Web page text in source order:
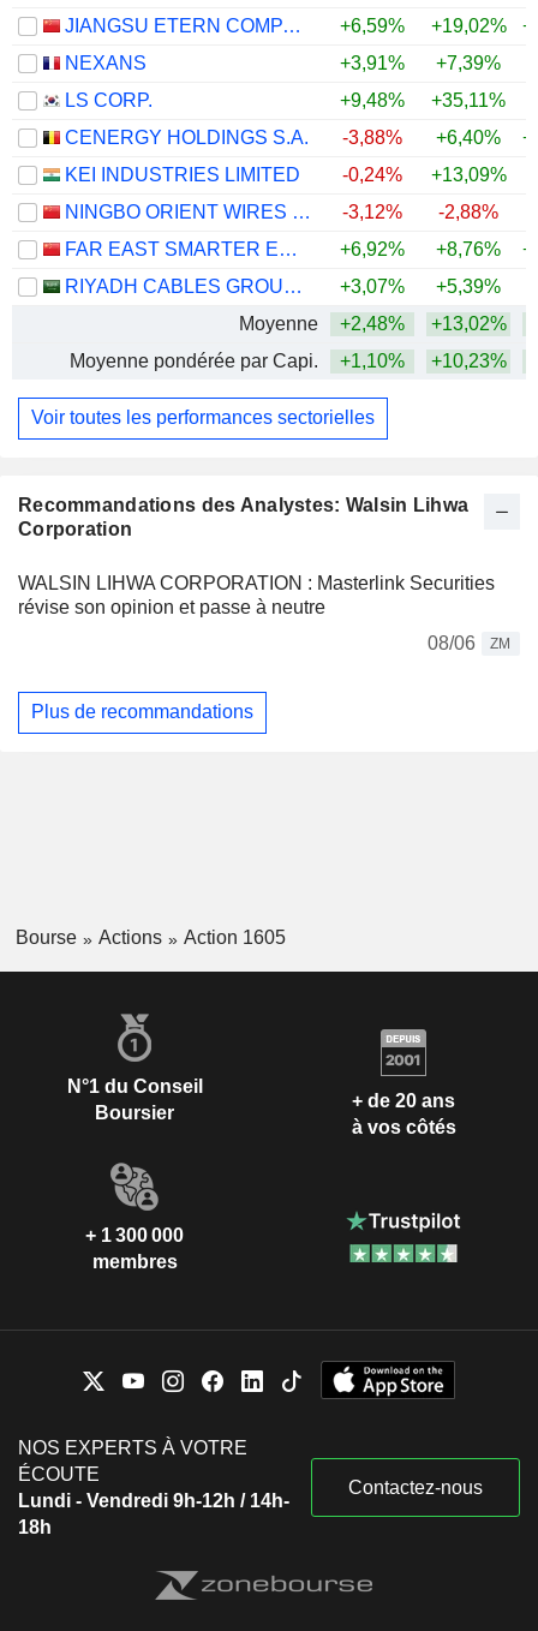
Recommandations des Analystes: Walsin Lihwa
Corporation
WALSIN LIHWA CORPORATION : Masterlink Securities
révise son opinion et passe à neutre
08/06
ZM
Plus de recommandations
JIANGSU ETERN COMPANY LIMITED
+6,59% +19,02%
NEXANS
+3,91% +7,39%
LS CORP.
+9,48% +35,11%
CENERGY HOLDINGS S.A.
-3,88% +6,40%
KEI INDUSTRIES LIMITED
-0,24% +13,09%
NINGBO ORIENT WIRES & CABLES CO.,LTD.
-3,12% -2,88%
FAR EAST SMARTER ENERGY CO., LTD.
+6,92% +8,76%
RIYADH CABLES GROUP COMPANY
+3,07% +5,39%
Moyenne
+2,48% +13,02%
Moyenne pondérée par Capi.
+1,10% +10,23%
Voir toutes les performances sectorielles
Bourse Actions Action 1605
N°1 du Conseil
Boursier
+ de 20 ans
à vos côtés
+ 1 300 000
membres
NOS EXPERTS À VOTRE
ÉCOUTE
Lundi - Vendredi 9h-12h / 14h-
18h
Contactez-nous